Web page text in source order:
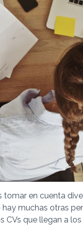
tomar en cuenta
muchas otras
que llegan a